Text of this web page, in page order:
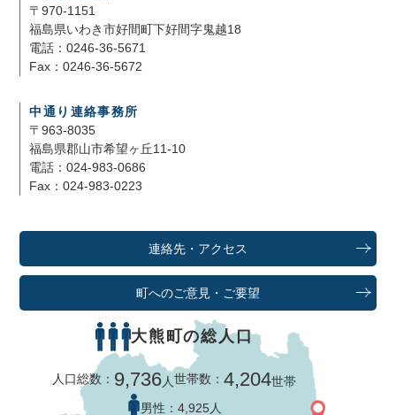
〒970-1151
福島県いわき市好間町下好間字鬼越18
電話：0246-36-5671
Fax：0246-36-5672
中通り連絡事務所
〒963-8035
福島県郡山市希望ヶ丘11-10
電話：024-983-0686
Fax：024-983-0223
連絡先・アクセス
町へのご意見・ご要望
大熊町の総人口
人口総数： 9,736人世帯数：4,204世帯
男性： 4,925人